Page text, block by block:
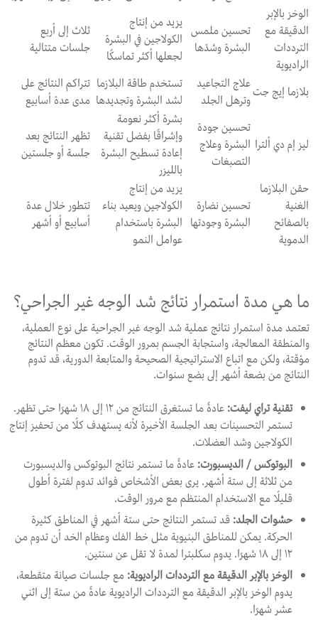
الوخز بالإبر
الدقيقة مع
الترددات
الراديوية
تحسين ملمس
البشرة وشدّها
يزيد من إنتاج
الكولاجين في البشرة
لجعلها أكثر تماسكًا
ثلاث إلى أربع
جلسات متتالية
بلازما إيج جتعلاج التجاعيد
وترهل الجلد
تستخدم طاقة البلازما
لشد البشرة وتجديدها
تتراكم النتائج على
مدى عدة أسابيع
ليز إم دي ألترا
تحسين جودة
البشرة وعلاج
التصبغات
بشرة أكثر نعومة
وإشراقًا بفضل تقنية
إعادة تسطيح البشرة
بالليزر
تظهر النتائج بعد
جلسة أو جلستين
حقن البلازما
الغنية
بالصفائح
الدموية
تحسين نضارة
البشرة وجودتها
يزيد من إنتاج
الكولاجين ويعيد بناء
البشرة باستخدام
عوامل النمو
تتطور خلال عدة
أسابيع أو أشهر
ما هي مدة استمرار نتائج شد الوجه غير الجراحي؟
تعتمد مدة استمرار نتائج عملية شد الوجه غير الجراحية على نوع العملية،
والمنطقة المعالجة، واستجابة الجسم بمرور الوقت. تكون معظم النتائج
مؤقتة، ولكن مع اتباع الاستراتيجية الصحيحة والمتابعة الدورية، قد تدوم
النتائج من بضعة أشهر إلى بضع سنوات.
تقنية تراي ليفت:
عادةً ما تستغرق النتائج من ١٢ إلى ١٨ شهرًا حتى تظهر.
تستمر التحسينات بعد الجلسة الأخيرة لأنه يستهدف كلًا من تحفيز إنتاج
الكولاجين وشد العضلات.
البوتوكس / الديسبورت: عادةً ما تستمر نتائج البوتوكس والديسبورت
من ثلاثة إلى ستة أشهر. يرى بعض الأشخاص فوائد تدوم لفترة أطول
قليلًا مع الاستخدام المنتظم مع مرور الوقت.
حشوات الجلد: قد تستمر النتائج حتى ستة أشهر في المناطق كثيرة
الحركة. يمكن للمناطق البنيوية مثل خط الفك وعظام الخد أن تدوم من
١٢ إلى ١٨ شهرًا. يدوم سكلبترا لمدة لا تقل عن سنتين.
الوخز بالإبر الدقيقة مع الترددات الراديوية: مع جلسات صيانة متقطعة،
يدوم الوخز بالإبر الدقيقة مع الترددات الراديوية عادةً من ستة إلى اثني
عشر شهرًا.